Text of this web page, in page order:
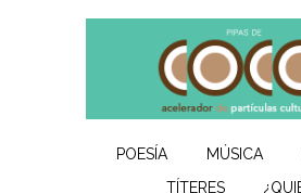
POESÍA MÚSICA
TÍTERES